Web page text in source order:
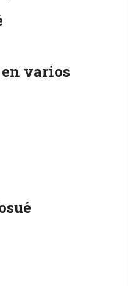
varios